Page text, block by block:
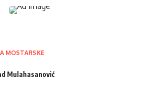
MOSTARSKE
Mulahasanović